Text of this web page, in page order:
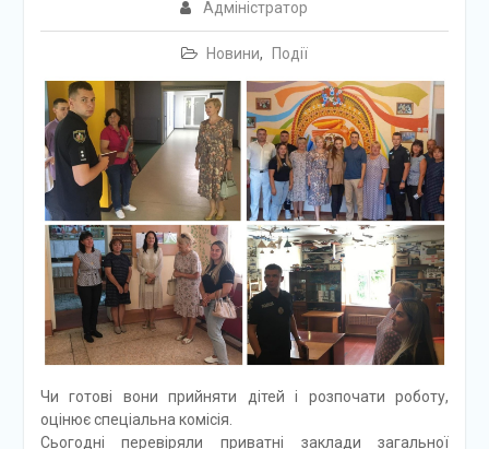
Адміністратор
Новини, Події
Чи готові вони прийняти дітей і розпочати роботу,
оцінює спеціальна комісія.
Сьогодні перевіряли приватні заклади загальної